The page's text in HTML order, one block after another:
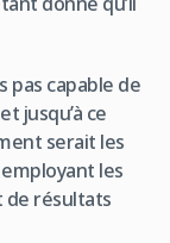
pas capable de
jusqu’à ce
serait les
les
de résultats